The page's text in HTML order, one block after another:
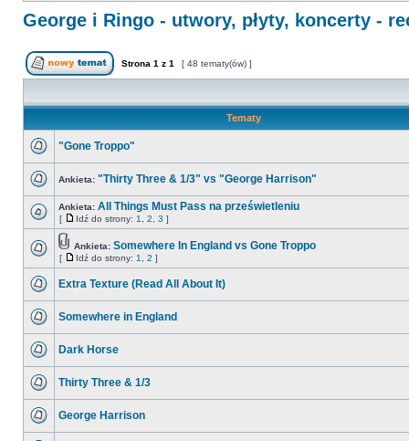
George i Ringo - utwory, płyty, koncerty -
Strona 1 z 1 [ 48 tematy(ów) ]
Tematy
"Gone Troppo"
Ankieta: "Thirty Three & 1/3" vs "George Harrison"
Ankieta: All Things Must Pass na prześwietleniu
[ Idź do strony: 1 2 3 ]
Ankieta: Somewhere In England vs Gone Troppo
[ Idź do strony: 1 2 ]
Extra Texture (Read All About It)
Somewhere in England
Dark Horse
Thirty Three & 1/3
George Harrison